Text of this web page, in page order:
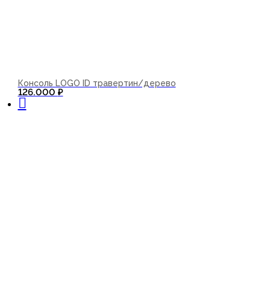
Консоль LOGO ID травертин/дерево
126.000 ₽